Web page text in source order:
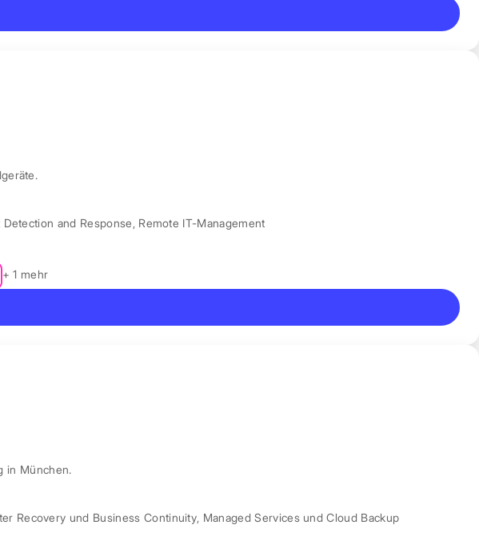
Detection and Response, Remote IT-Management
+ 1 mehr
in München.
Recovery und Business Continuity, Managed Services und Cloud Backup